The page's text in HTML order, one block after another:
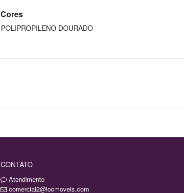
Cores
POLIPROPILENO DOURADO
CONTATO
Atendimento
comercial2@locmoveis.com